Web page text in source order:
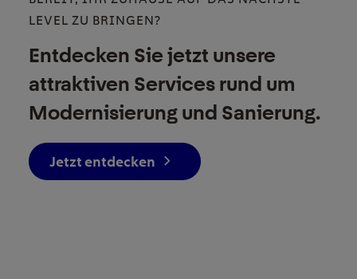
LEVEL ZU BRINGEN?
Entdecken Sie jetzt unsere
attraktiven Services rund um
Modernisierung und Sanierung.
Jetzt entdecken